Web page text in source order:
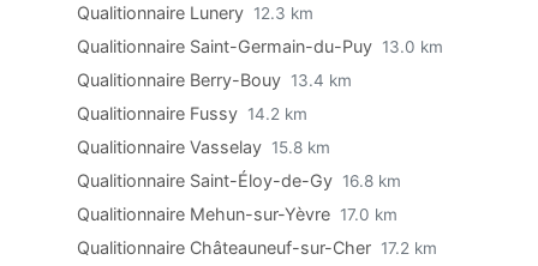
Qualitionnaire Lunery 12.3 km
Qualitionnaire Saint-Germain-du-Puy 13.0 km
Qualitionnaire Berry-Bouy 13.4 km
Qualitionnaire Fussy 14.2 km
Qualitionnaire Vasselay 15.8 km
Qualitionnaire Saint-Éloy-de-Gy 16.8 km
Qualitionnaire Mehun-sur-Yèvre 17.0 km
Qualitionnaire Châteauneuf-sur-Cher 17.2 km